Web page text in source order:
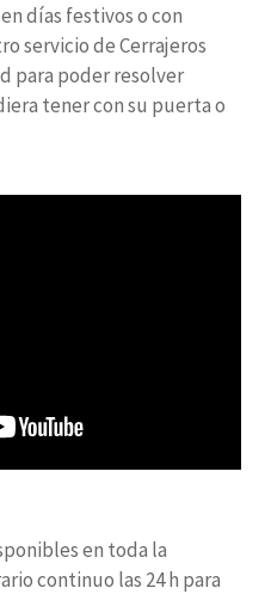
días festivos o con
servicio de Cerrajeros
para poder resolver
tener con su puerta o
en toda la
continuo las 24 h para